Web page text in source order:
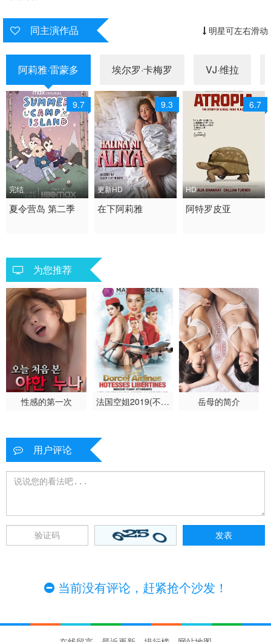
同主演作品 明星可左右滑动
阿莉雅·雷蒙多 埃尔罗·卡梅罗 VJ·维拉
9.7
完结
2019 / 美国 / 英语
夏令营岛 第二季
9.3
更新HD
2026 / 菲律宾 / 其它
在下阿莉雅
6.7
HD
2025 / 美国 / 英语
阿特罗皮亚
为您推荐
性感的第一次
法国空姐2019(不雅
岳母的简介
用户评论
当前没有评论，赶紧抢个沙发！